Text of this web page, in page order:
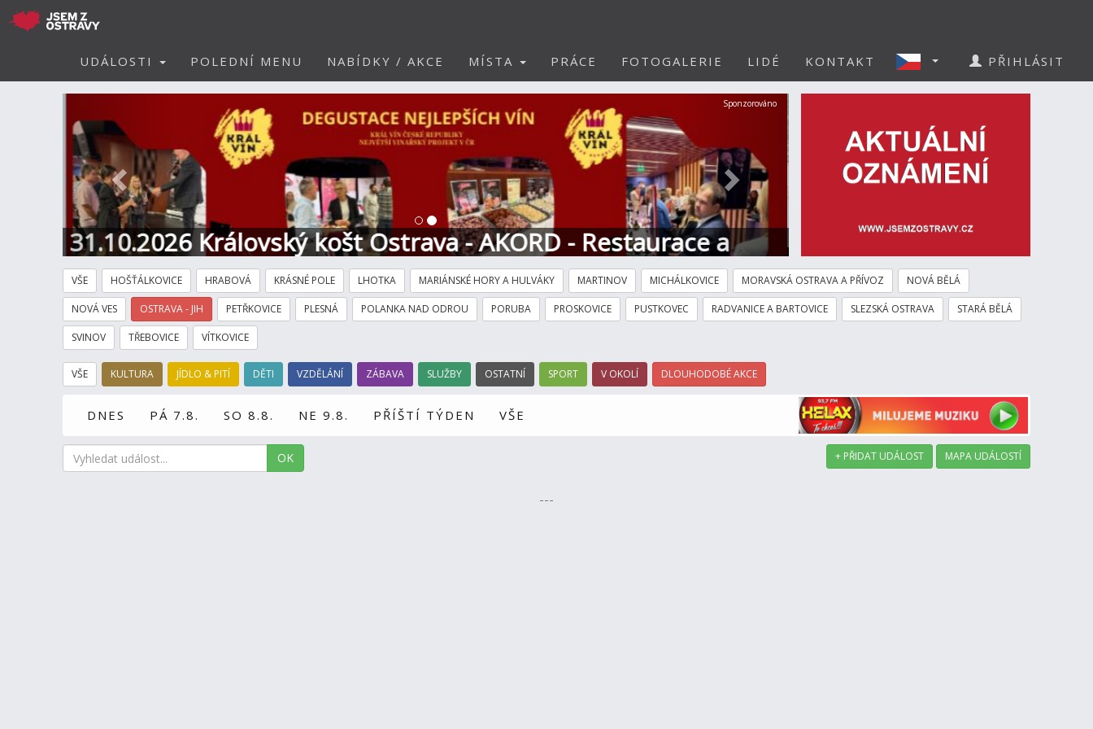
UDÁLOSTI POLEDNÍ MENU NABÍDKY / AKCE MÍSTA PRÁCE FOTOGALERIE LIDÉ KONTAKT PŘIHLÁSIT
- AKORD - Restaurace a 30.1.2030 navštivte - Redakce portálu
Další
Sponzorováno
VŠE HOŠŤÁLKOVICE HRABOVÁ KRÁSNÉ POLE LHOTKA MARIÁNSKÉ HORY A HULVÁKY MARTINOV MICHÁLKOVICE MORAVSKÁ OSTRAVA A PŘÍVOZ NOVÁ BĚLÁ
NOVÁ VES OSTRAVA - JIH PETŘKOVICE PLESNÁ POLANKA NAD ODROU PORUBA PROSKOVICE PUSTKOVEC RADVANICE A BARTOVICE SLEZSKÁ OSTRAVA STARÁ BĚLÁ
SVINOV TŘEBOVICE VÍTKOVICE
VŠE KULTURA JÍDLO & PITÍ DĚTI VZDĚLÁNÍ ZÁBAVA SLUŽBY OSTATNÍ SPORT V OKOLÍ DLOUHODOBÉ AKCE
DNES PÁ 7.8. SO 8.8. NE 9.8. PŘÍŠTÍ TÝDEN VŠE
OK + PŘIDAT UDÁLOST MAPA UDÁLOSTÍ
---